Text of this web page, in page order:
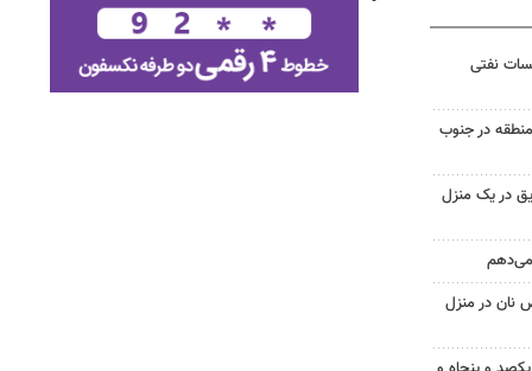
نفتی
در جنوب
در یک منزل
می‌دهم
نان در منزل